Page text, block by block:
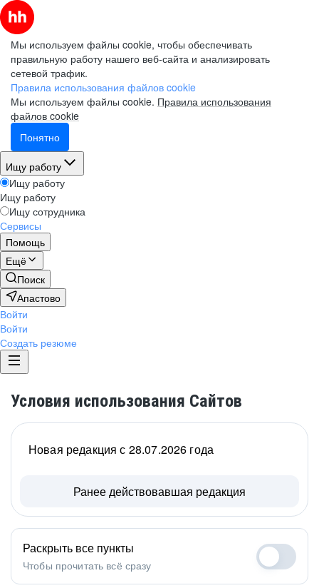
Мы используем файлы cookie, чтобы обеспечивать
правильную работу нашего веб-сайта и анализировать
сетевой трафик.
Правила использования файлов cookie
Мы используем файлы cookie. Правила использования
файлов cookie
Понятно
Ищу работу
Ищу работу
Ищу работу
Ищу сотрудника
Сервисы
Помощь
Ещё
Поиск
Апастово
Войти
Войти
Создать резюме
Условия использования Сайтов
Новая редакция с 28.07.2026 года
Ранее действовавшая редакция
Раскрыть все пункты
Чтобы прочитать всё сразу